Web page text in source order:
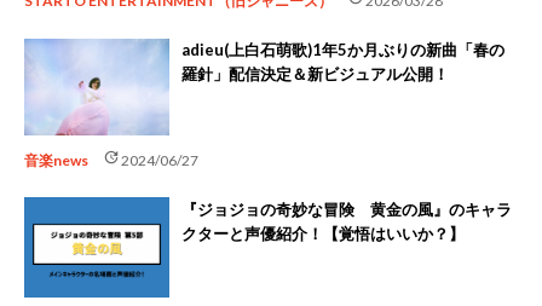
adieu(上白石萌歌)1年5か月ぶりの新曲「春の
羅針」配信決定＆新ビジュアル公開！
音楽news update2024/06/27
『ジョジョの奇妙な冒険 黄金の風』のキャラ
クターと声優紹介！【覚悟はいいか？】